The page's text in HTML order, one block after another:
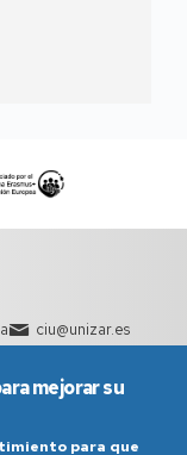
ciu@unizar.es
mejorar su
para que